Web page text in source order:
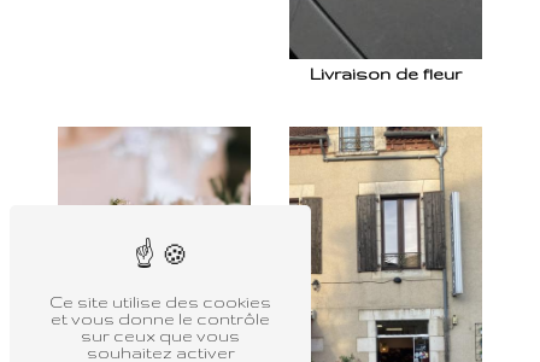
Livraison de fleur
Ce site utilise des cookies
et vous donne le contrôle
sur ceux que vous
souhaitez activer